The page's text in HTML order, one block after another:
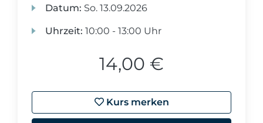
Datum: So. 13.09.2026
Uhrzeit: 10:00 - 13:00 Uhr
14,00 €
Kurs merken